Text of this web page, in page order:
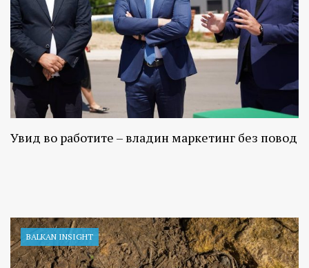
Увид во работите – владин маркетинг без повод
BALKAN INSIGHT